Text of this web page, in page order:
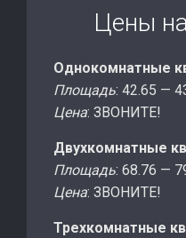
Цены
Однокомнатные
Площадь: 42.65 —
Цена: ЗВОНИТЕ!
Двухкомнатные
Площадь: 68.76 —
Цена: ЗВОНИТЕ!
Трехкомнатные